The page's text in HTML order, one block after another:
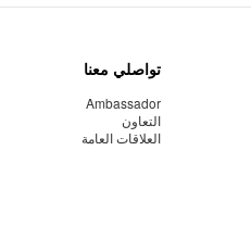
تواصلي معنا
Ambassador
التعاون
العلاقات العامة